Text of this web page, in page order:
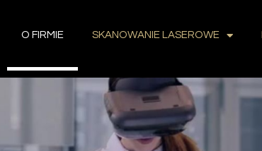
O FIRMIE SKANOWANIE LASEROWE